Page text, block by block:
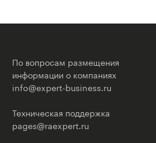
По вопросам размещения
информации о компаниях
info@expert-business.ru
Техническая поддержка
pages@raexpert.ru